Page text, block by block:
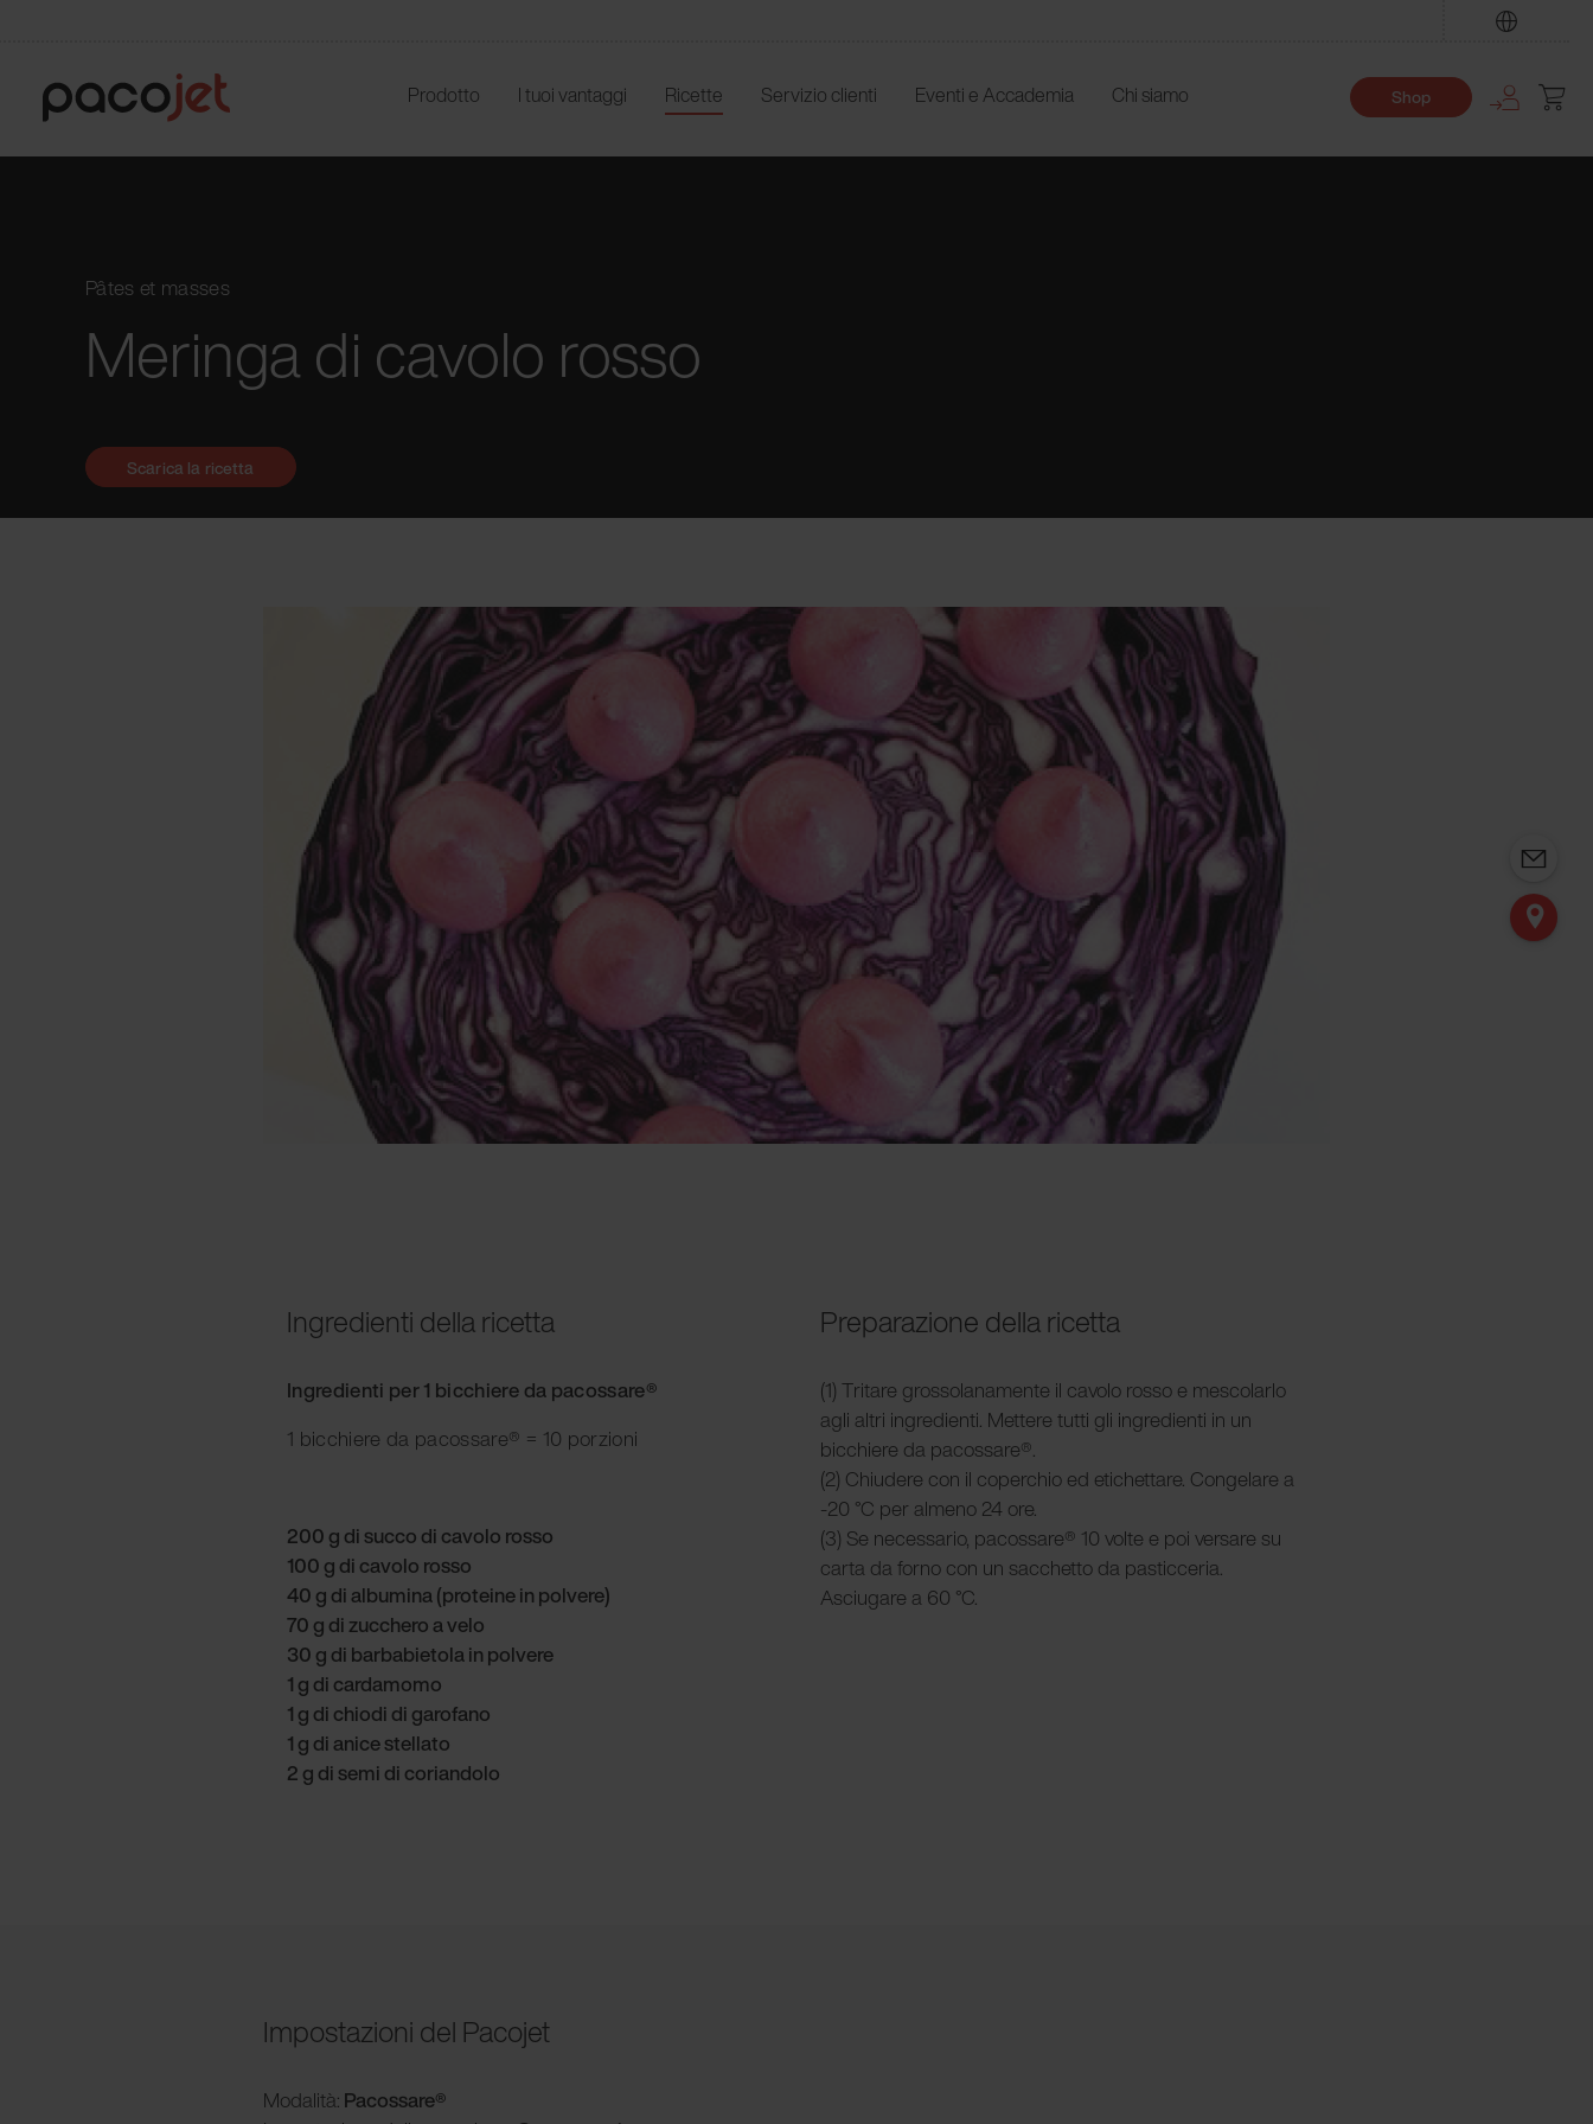
Prodotto I tuoi vantaggi Ricette Servizio clienti Eventi e Accademia Chi siamo Shop
Pâtes et masses
Meringa di cavolo rosso
Ingredienti della ricetta
Ingredienti per 1 bicchiere da pacossare®
1 bicchiere da pacossare® = 10 porzioni
200 g di succo di cavolo rosso
100 g di cavolo rosso
40 g di albumina (proteine in polvere)
70 g di zucchero a velo
30 g di barbabietola in polvere
1 g di cardamomo
1 g di chiodi di garofano
1 g di anice stellato
2 g di semi di coriandolo
Preparazione della ricetta
(1) Tritare grossolanamente il cavolo rosso e mescolarlo
agli altri ingredienti. Mettere tutti gli ingredienti in un
bicchiere da pacossare®.
(2) Chiudere con il coperchio ed etichettare. Congelare a
-20 °C per almeno 24 ore.
(3) Se necessario, pacossare® 10 volte e poi versare su
carta da forno con un sacchetto da pasticceria.
Asciugare a 60 °C.
Impostazioni del Pacojet
Modalità: Pacossare®
Scarica la ricetta